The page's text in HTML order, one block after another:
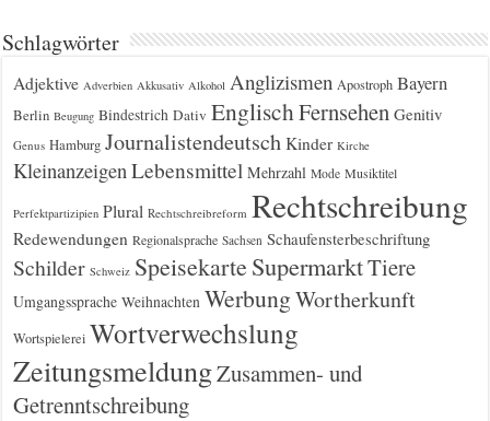
Schlagwörter
Adjektive Adverbien Akkusativ Alkohol Anglizismen Apostroph Bayern
Berlin Beugung Bindestrich Dativ EnglischFernsehen Genitiv
Genus Hamburg Journalistendeutsch Kinder Kirche
Kleinanzeigen Lebensmittel Mehrzahl Mode Musiktitel
Perfektpartizipien Plural Rechtschreibreform Rechtschreibung
Redewendungen Regionalsprache Sachsen Schaufensterbeschriftung
Schilder Schweiz Speisekarte SupermarktTiere
Umgangssprache Weihnachten WerbungWortherkunft
Wortspielerei Wortverwechslung
ZeitungsmeldungZusammen- und
Getrenntschreibung